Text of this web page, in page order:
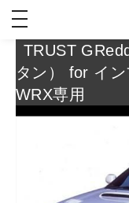
toggle
TRUST
タン） for イ
WRX専用